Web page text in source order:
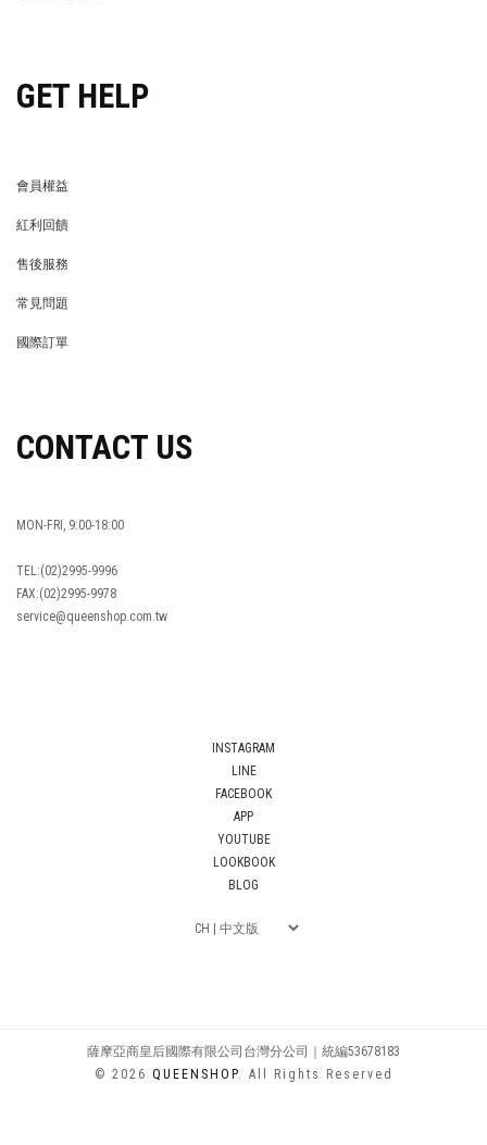
GET HELP
會員權益
紅利回饋
售後服務
常見問題
國際訂單
CONTACT US
MON-FRI, 9:00-18:00
TEL:(02)2995-9996
FAX:(02)2995-9978
service@queenshop.com.tw
INSTAGRAM
LINE
FACEBOOK
APP
YOUTUBE
LOOKBOOK
BLOG
薩摩亞商皇后國際有限公司台灣分公司｜統編53678183
© 2026 QUEENSHOP. All Rights Reserved